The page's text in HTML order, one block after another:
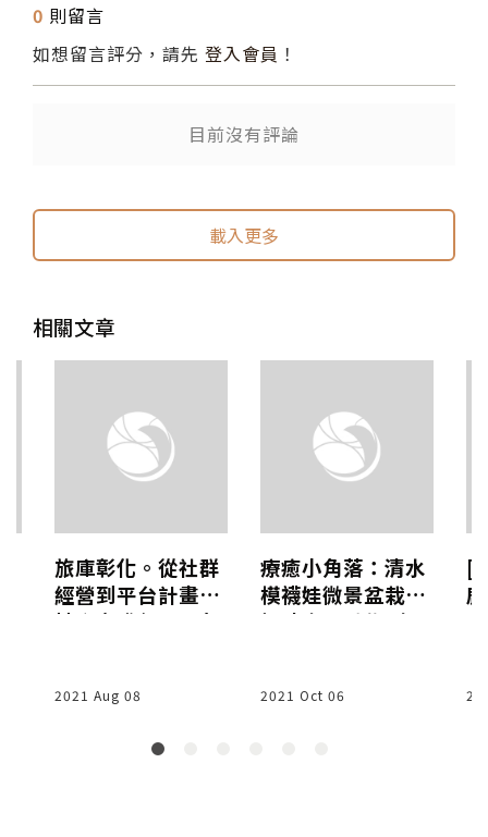
0 則留言
如想留言評分，請先 登入會員 ！
目前沒有評論
載入更多
相關文章
旅庫彰化。從社群
經營到平台計畫的
地方實踐(2019免
2021 Aug 08
療癒小角落：清水
模襪娃微景盆栽│
好時光玩手作X解
2021 Oct 06